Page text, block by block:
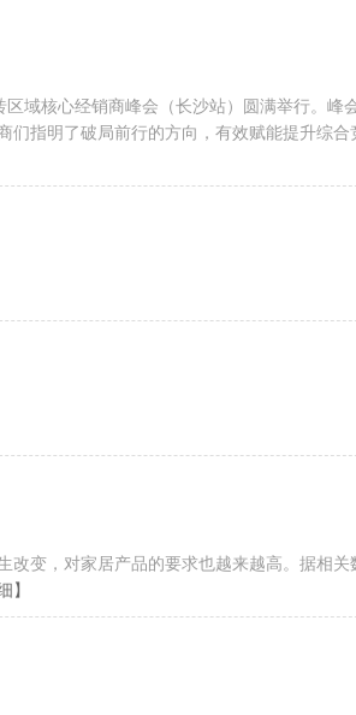
区域核心经销商峰会（长沙站）圆满举行。峰
们指明了破局前行的方向，有效赋能提升综合
改变，对家居产品的要求也越来越高。据相关
】